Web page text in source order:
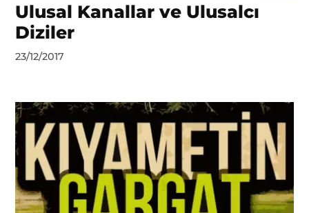
Ulusal Kanallar ve Ulusalcı
Diziler
by
23/12/2017